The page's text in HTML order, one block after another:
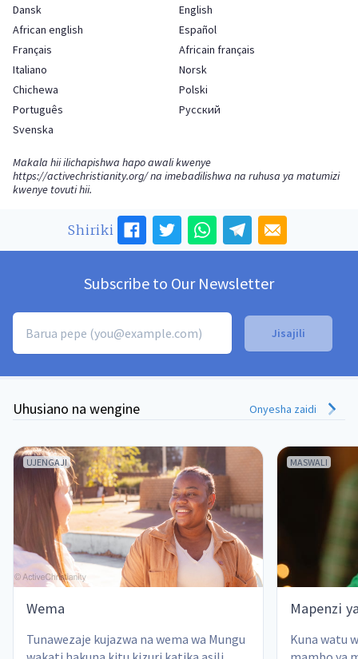
Dansk
English
African english
Español
Français
Africain français
Italiano
Norsk
Chichewa
Polski
Português
Русский
Svenska
Makala hii ilichapishwa hapo awali kwenye
https://activechristianity.org/na imebadilishwa na ruhusa ya matumizi
kwenye tovuti hii.
Shiriki
Subscribe to Our Newsletter
Uhusiano na wengine Onyesha zaidi
UJENGAJI
Wema
Tunawezaje kujazwa na wema wa Mungu
MASWALI
Mapenzi
Kuna watu